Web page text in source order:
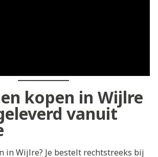
kopen in Wijlre
vanuit
in Wijlre? Je bestelt rechtstreeks bij